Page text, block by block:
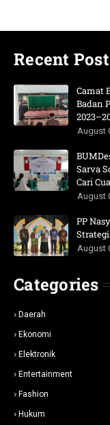
Recent
Camat
Badan
August
Sarva
Cari
August
PP
August
Categories
Daerah
Ekonomi
Elektronik
Entertainment
Fashion
Hukum